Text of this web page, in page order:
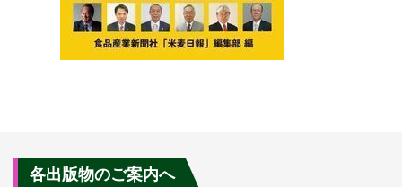
各出版物のご案内へ